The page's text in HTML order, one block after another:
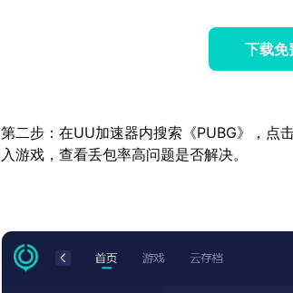
下载免
第二步：在UU加速器内搜索《PUBG》，点
入游戏，查看丢包率高问题是否解决。